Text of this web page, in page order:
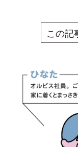
この記